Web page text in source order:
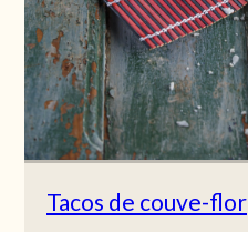
Tacos de couve-flor